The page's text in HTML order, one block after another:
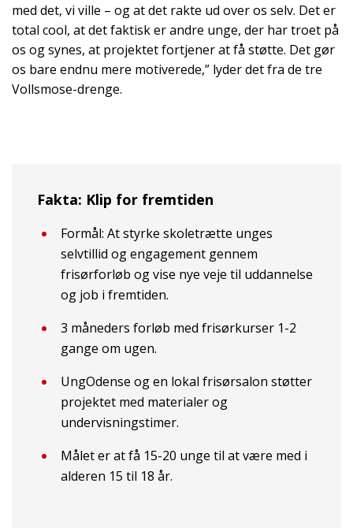
med det, vi ville – og at det rakte ud over os selv. Det er
total cool, at det faktisk er andre unge, der har troet på
os og synes, at projektet fortjener at få støtte. Det gør
os bare endnu mere motiverede,” lyder det fra de tre
Vollsmose-drenge.
Fakta: Klip for fremtiden
Formål: At styrke skoletrætte unges
selvtillid og engagement gennem
frisørforløb og vise nye veje til uddannelse
og job i fremtiden.
3 måneders forløb med frisørkurser 1-2
gange om ugen.
UngOdense og en lokal frisørsalon støtter
projektet med materialer og
undervisningstimer.
Målet er at få 15-20 unge til at være med i
alderen 15 til 18 år.